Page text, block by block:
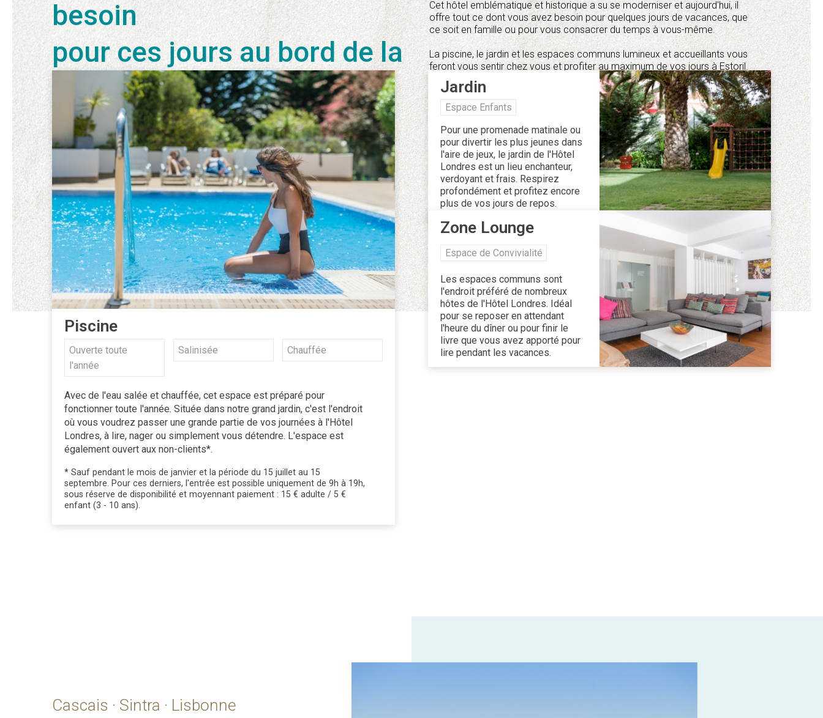
besoin
pour ces jours au bord de la
mer
Cet hôtel emblématique et historique a su se moderniser et aujourd'hui, il
offre tout ce dont vous avez besoin pour quelques jours de vacances, que
ce soit en famille ou pour vous consacrer du temps à vous-même.
La piscine, le jardin et les espaces communs lumineux et accueillants vous
feront vous sentir chez vous et profiter au maximum de vos jours à Estoril.
Piscine
Ouverte toute
l'année
Salinisée Chauffée
Avec de l'eau salée et chauffée, cet espace est préparé pour
fonctionner toute l'année. Située dans notre grand jardin, c'est l'endroit
où vous voudrez passer une grande partie de vos journées à l'Hôtel
Londres, à lire, nager ou simplement vous détendre. L'espace est
également ouvert aux non-clients*.
* Sauf pendant le mois de janvier et la période du 15 juillet au 15
septembre. Pour ces derniers, l'entrée est possible uniquement de 9h à 19h,
sous réserve de disponibilité et moyennant paiement : 15 € adulte / 5 €
enfant (3 - 10 ans).
Jardin
Espace Enfants
Pour une promenade matinale ou
pour divertir les plus jeunes dans
l'aire de jeux, le jardin de l'Hôtel
Londres est un lieu enchanteur,
verdoyant et frais. Respirez
profondément et profitez encore
plus de vos jours de repos.
Zone Lounge
Espace de Convivialité
Les espaces communs sont
l'endroit préféré de nombreux
hôtes de l'Hôtel Londres. Idéal
pour se reposer en attendant
l'heure du dîner ou pour finir le
livre que vous avez apporté pour
lire pendant les vacances.
Cascais · Sintra · Lisbonne